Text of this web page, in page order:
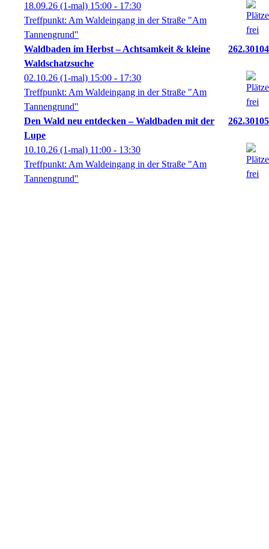
18.09.26 (1-mal) 15:00 - 17:30
Treffpunkt: Am Waldeingang in der Straße "Am
Tannengrund"
Waldbaden im Herbst – Achtsamkeit & kleine
Waldschatzsuche
262.30104
02.10.26 (1-mal) 15:00 - 17:30
Treffpunkt: Am Waldeingang in der Straße "Am
Tannengrund"
Den Wald neu entdecken – Waldbaden mit der
Lupe
262.30105
10.10.26 (1-mal) 11:00 - 13:30
Treffpunkt: Am Waldeingang in der Straße "Am
Tannengrund"